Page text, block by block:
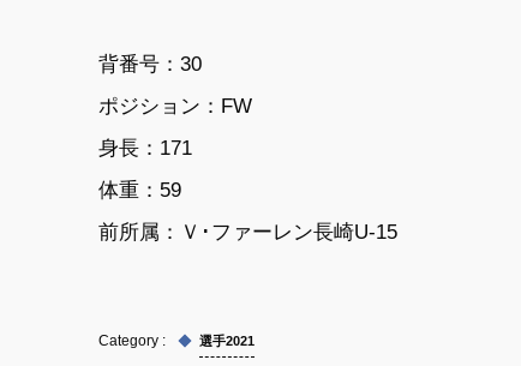
背番号：30
ポジション：FW
身長：171
体重：59
前所属：Ｖ･ファーレン長崎U-15
選手2021